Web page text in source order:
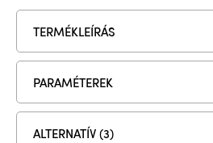
TERMÉKLEÍRÁS
PARAMÉTEREK
ALTERNATÍV (3)